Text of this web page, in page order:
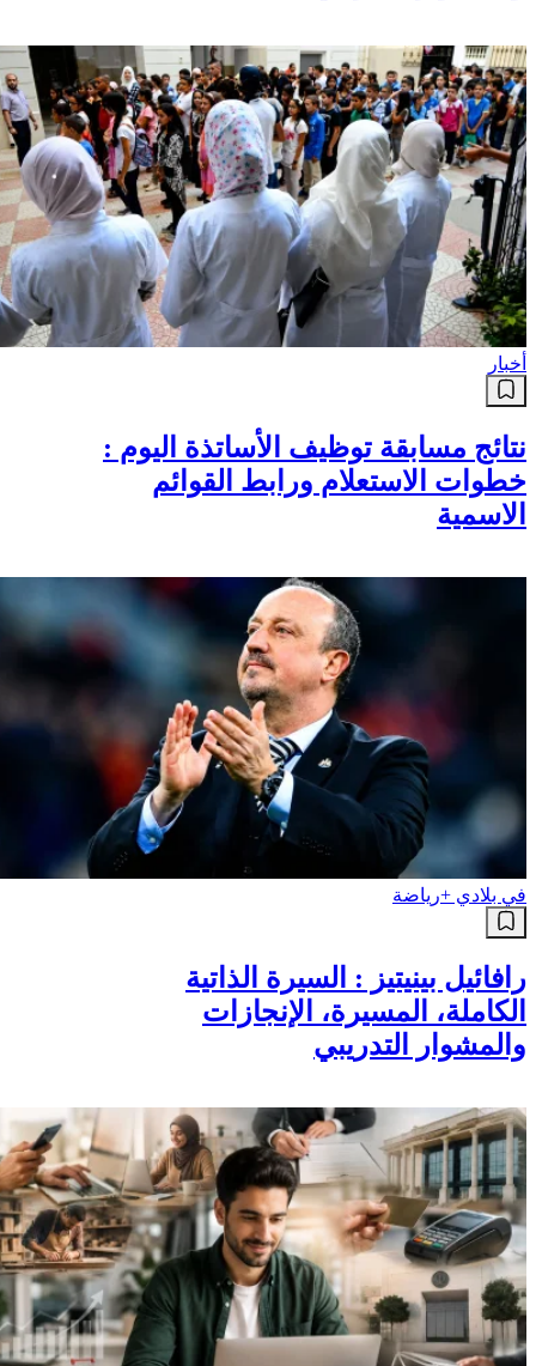
أخبار
نتائج مسابقة توظيف الأساتذة اليوم :
خطوات الاستعلام ورابط القوائم
الاسمية
في بلادي +رياضة
رافائيل بينيتيز : السيرة الذاتية
الكاملة، المسيرة، الإنجازات
والمشوار التدريبي